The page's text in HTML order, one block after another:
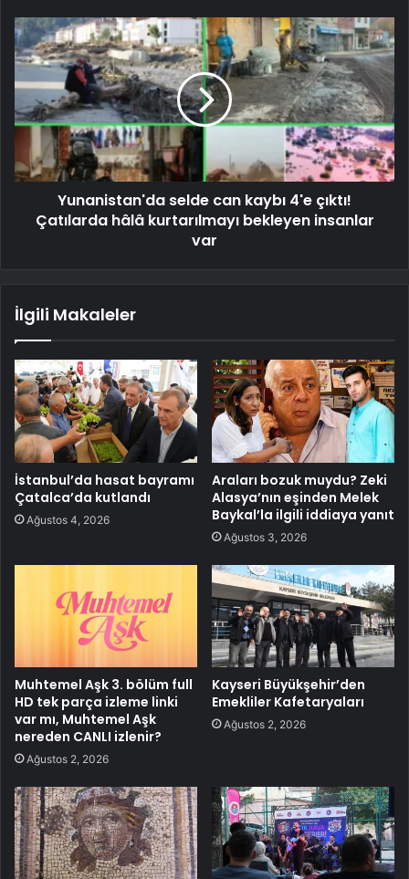
Yunanistan'da selde can kaybı 4'e çıktı!
Çatılarda hâlâ kurtarılmayı bekleyen insanlar
var
İlgili Makaleler
İstanbul’da hasat bayramı
Çatalca’da kutlandı
Ağustos 4, 2026
Araları bozuk muydu? Zeki
Alasya’nın eşinden Melek
Baykal’la ilgili iddiaya yanıt
Ağustos 3, 2026
Muhtemel Aşk 3. bölüm full
HD tek parça izleme linki
var mı, Muhtemel Aşk
nereden CANLI izlenir?
Ağustos 2, 2026
Kayseri Büyükşehir’den
Emekliler Kafetaryaları
Ağustos 2, 2026